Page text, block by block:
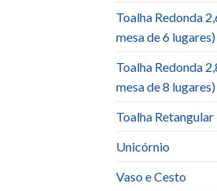
Toalha Redonda
mesa de 6 lugares)
Toalha Redonda
mesa de 8 lugares)
Toalha
Unicórnio
Vaso e Cesto